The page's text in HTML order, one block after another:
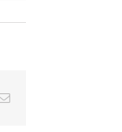
Email